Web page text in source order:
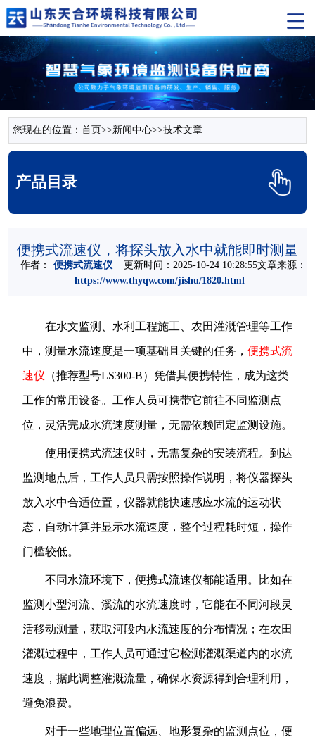
您现在的位置： 首页>>新闻中心>>技术文章
产品目录
便携式流速仪，将探头放入水中就能即时测量
作者： 便携式流速仪更新时间：2025-10-24 10:28:55文章来源：
https://www.thyqw.com/jishu/1820.html
在水文监测、水利工程施工、农田灌溉管理等工作
中，测量水流速度是一项基础且关键的任务， 便携式流
速仪 （推荐型号LS300-B）凭借其便携特性，成为这类
工作的常用设备。工作人员可携带它前往不同监测点
位，灵活完成水流速度测量，无需依赖固定监测设施。
使用便携式流速仪时，无需复杂的安装流程。到达
监测地点后，工作人员只需按照操作说明，将仪器探头
放入水中合适位置，仪器就能快速感应水流的运动状
态，自动计算并显示水流速度，整个过程耗时短，操作
门槛较低。
不同水流环境下，便携式流速仪都能适用。比如在
监测小型河流、溪流的水流速度时，它能在不同河段灵
活移动测量，获取河段内水流速度的分布情况；在农田
灌溉过程中，工作人员可通过它检测灌溉渠道内的水流
速度，据此调整灌溉流量，确保水资源得到合理利用，
避免浪费。
对于一些地理位置偏远、地形复杂的监测点位，便